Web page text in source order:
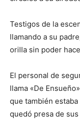
Testigos de la
llamando a su
orilla sin poder
El personal de
llama «De
que también
quedó presa de